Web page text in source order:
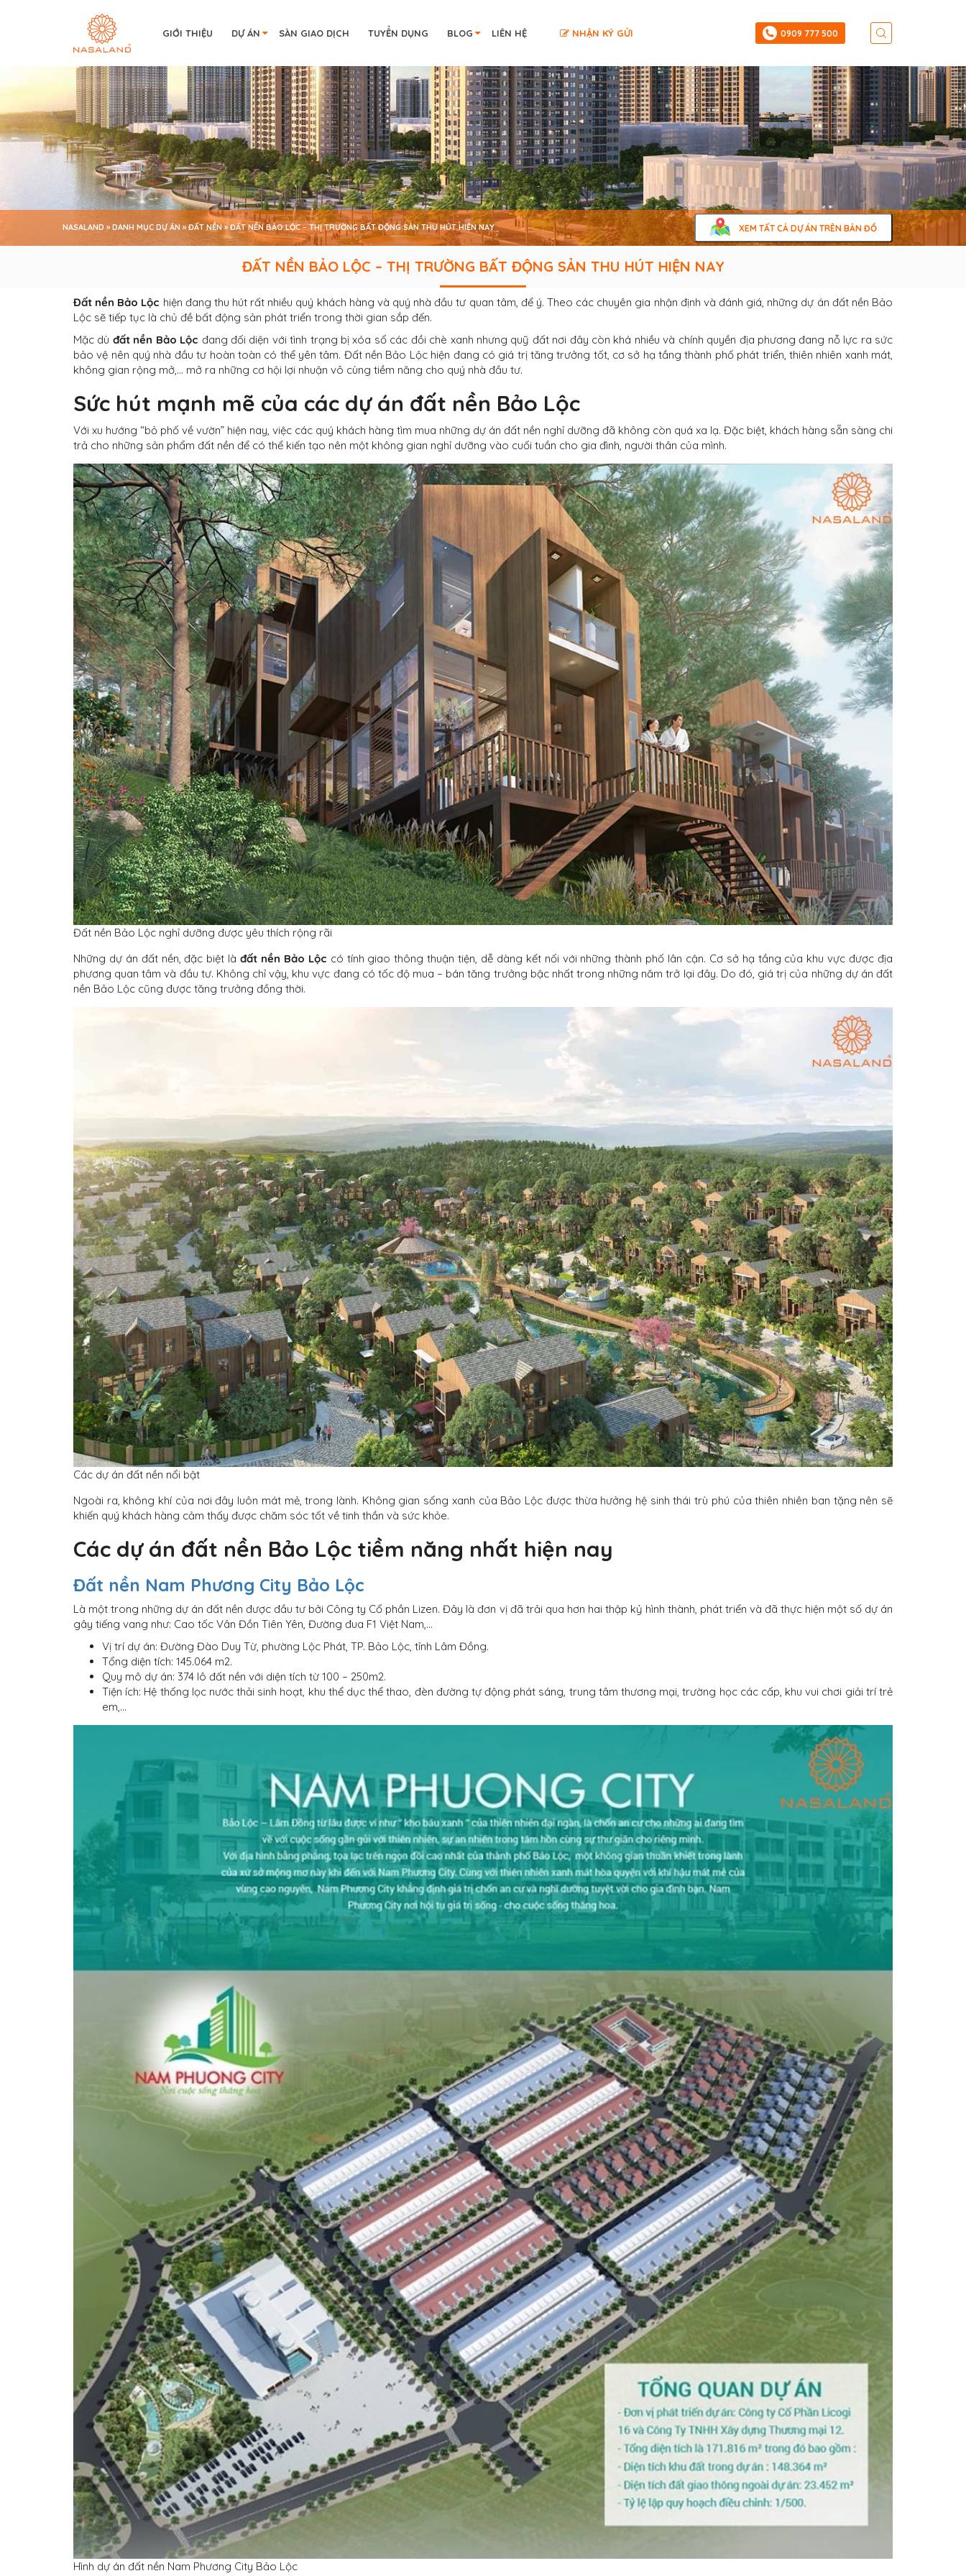
GIỚI THIỆU DỰ ÁN SÀN GIAO DỊCH TUYỂN DỤNG BLOG LIÊN HỆ NHẬN KÝ GỬI ‎0909 777 500
NASALAND »DANH MỤC DỰ ÁN »ĐẤT NỀN»ĐẤT NỀN BẢO LỘC – THỊ TRƯỜNG BẤT ĐỘNG SẢN THU HÚT HIỆN NAY
ĐẤT NỀN BẢO LỘC – THỊ TRƯỜNG BẤT ĐỘNG SẢN THU HÚT HIỆN NAY
XEM TẤT CẢ DỰ ÁN TRÊN BẢN ĐỒ
ĐẤT NỀN BẢO LỘC – THỊ TRƯỜNG BẤT ĐỘNG SẢN THU HÚT HIỆN NAY
Đất nền Bảo Lộc hiện đang thu hút rất nhiều quý khách hàng và quý nhà đầu tư quan tâm, để ý.Theo các chuyên gia nhận định và đánh giá, những dự án đất nền Bảo
Lộc sẽ tiếp tục là chủ đề bất động sản phát triển trong thời gian sắp đến.
Mặc dù đất nền Bảo Lộc đang đối diện với tình trạng bị xóa sổ các đồi chè xanh nhưng quỹ đất nơi đây còn khá nhiều và chính quyền địa phương đang nỗ lực ra sức
bảo vệ nên quý nhà đầu tư hoàn toàn có thể yên tâm. Đất nền Bảo Lộc hiện đang có giá trị tăng trưởng tốt, cơ sở hạ tầng thành phố phát triển, thiên nhiên xanh mát,
không gian rộng mở,… mở ra những cơ hội lợi nhuận vô cùng tiềm năng cho quý nhà đầu tư.
Sức hút mạnh mẽ của các dự án đất nền Bảo Lộc
Với xu hướng “bỏ phố về vườn” hiện nay, việc các quý khách hàng tìm mua những dự án đất nền nghỉ dưỡng đã không còn quá xa lạ. Đặc biệt, khách hàng sẵn sàng chi
trả cho những sản phẩm đất nền để có thể kiến tạo nên một không gian nghỉ dưỡng vào cuối tuần cho gia đình, người thân của mình.
Đất nền Bảo Lộc nghỉ dưỡng được yêu thích rộng rãi
Những dự án đất nền, đặc biệt làđất nền Bảo Lộc có tính giao thông thuận tiện, dễ dàng kết nối với những thành phố lân cận. Cơ sở hạ tầng của khu vực được địa
phương quan tâm và đầu tư. Không chỉ vậy, khu vực đang có tốc độ mua – bán tăng trưởng bậc nhất trong những năm trở lại đây. Do đó, giá trị của những dự án đất
nền Bảo Lộc cũng được tăng trưởng đồng thời.
Các dự án đất nền nổi bật
Ngoài ra, không khí của nơi đây luôn mát mẻ, trong lành. Không gian sống xanh của Bảo Lộc được thừa hưởng hệ sinh thái trù phú của thiên nhiên ban tặng nên sẽ
khiến quý khách hàng cảm thấy được chăm sóc tốt về tinh thần và sức khỏe.
Các dự án đất nền Bảo Lộc tiềm năng nhất hiện nay
Đất nền Nam Phương City Bảo Lộc
Là một trong những dự án đất nền được đầu tư bởi Công ty Cổ phần Lizen. Đây là đơn vị đã trải qua hơn hai thập kỷ hình thành, phát triển và đã thực hiện một số dự án
gây tiếng vang như: Cao tốc Vân Đồn Tiên Yên, Đường đua F1 Việt Nam,…
Vị trí dự án: Đường Đào Duy Từ, phường Lộc Phát, TP. Bảo Lộc, tỉnh Lâm Đồng.
Tổng diện tích: 145.064 m2.
Quy mô dự án: 374 lô đất nền với diện tích từ 100 – 250m2.
Tiện ích: Hệ thống lọc nước thải sinh hoạt, khu thể dục thể thao, đèn đường tự động phát sáng, trung tâm thương mại, trường học các cấp, khu vui chơi giải trí trẻ
em,…
Hình dự án đất nền Nam Phương City Bảo Lộc